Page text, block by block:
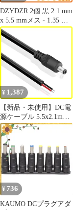
DZYDZR 2個 黒 2.1 mm
x 5.5 mmメス - 1.35 mm
x 3.5 mmオスDCプラグ
延長コード変換プラグ
長さ1m
¥ 1,387
【新品・未使用】DC電
源ケーブル 5.5x2.1mm
オス DCジャック
16AWG 10A 大電流用
DCプラグ 0.5m+1m 2本
セット
¥ 736
KAUMO DCプラグアダ